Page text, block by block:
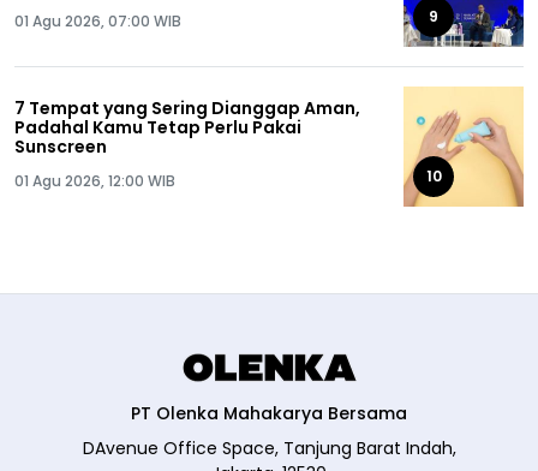
01 Agu 2026, 07:00 WIB 9
7 Tempat yang Sering Dianggap Aman,
Padahal Kamu Tetap Perlu Pakai
Sunscreen
01 Agu 2026, 12:00 WIB 10
PT Olenka Mahakarya Bersama
DAvenue Office Space, Tanjung Barat Indah,